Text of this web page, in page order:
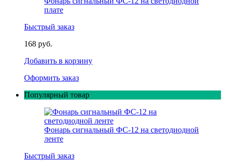
плате
Быстрый заказ
168 руб.
Добавить в корзину
Оформить заказ
Популярный товар
Фонарь сигнальный ФС-12 на светодиодной
ленте
Быстрый заказ